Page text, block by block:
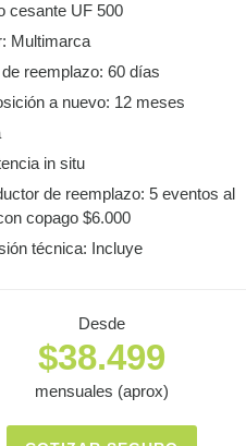
cesante UF 500
Multimarca
reemplazo: 60 días
a nuevo: 12 meses
in situ
de reemplazo: 5 eventos al
copago $6.000
técnica: Incluye
Desde
$38.499
mensuales (aprox)